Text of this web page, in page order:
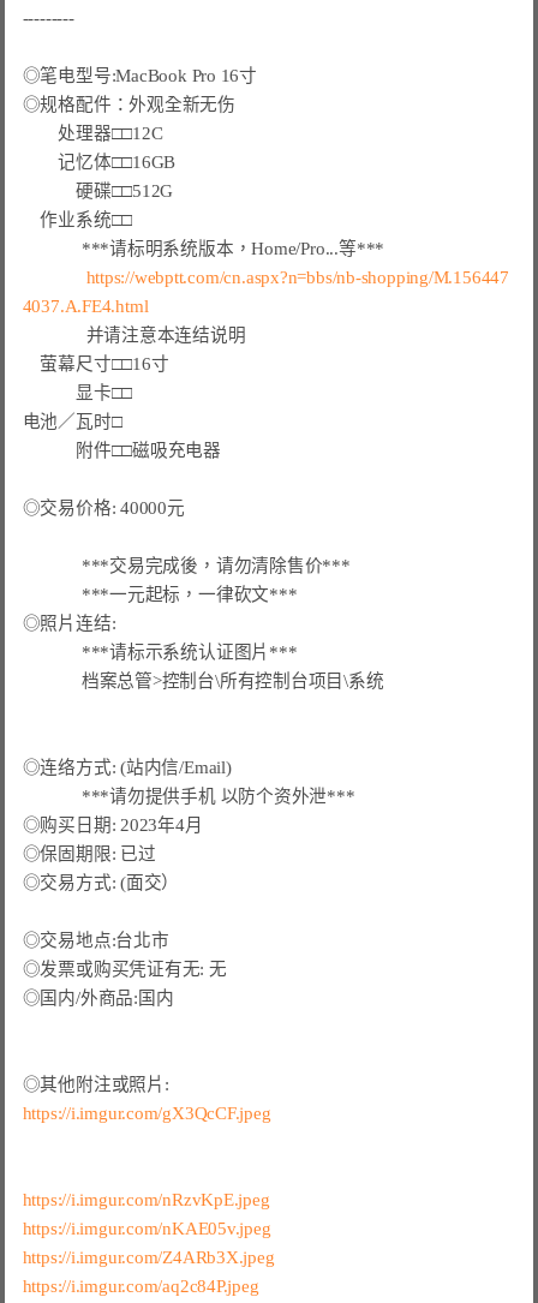
---------
◎笔电型号:MacBook Pro 16寸
◎规格配件：外观全新无伤
处理器□□12C
记忆体□□16GB
硬碟□□512G
作业系统□□
***请标明系统版本，Home/Pro...等***
https://webptt.com/cn.aspx?n=bbs/nb-shopping/M.156447
4037.A.FE4.html
萤幕尺寸□□16寸
显卡□□
电池／瓦时□
附件□□磁吸充电器
◎交易价格: 40000元
***交易完成後，请勿清除售价***
***一元起标，一律砍文***
◎照片连结:
***请标示系统认证图片***
档案总管>控制台\所有控制台项目\系统
◎连络方式: (站内信/Email)
***请勿提供手机 以防个资外泄***
◎购买日期: 2023年4月
◎保固期限: 已过
◎交易方式: (面交）
◎交易地点:台北市
◎发票或购买凭证有无: 无
◎国内/外商品:国内
https://i.imgur.com/gX3QcCF.jpeg
https://i.imgur.com/nRzvKpE.jpeg
https://i.imgur.com/nKAE05v.jpeg
https://i.imgur.com/Z4ARb3X.jpeg
https://i.imgur.com/aq2c84P.jpeg